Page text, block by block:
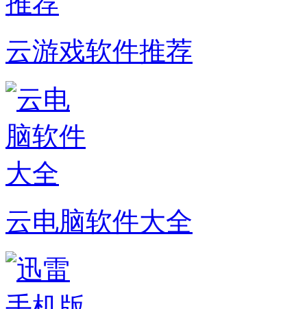
云游戏软件推荐
云电脑软件大全